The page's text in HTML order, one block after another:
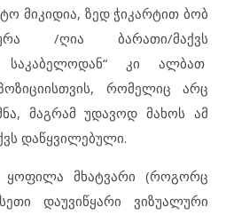
მიკიდია, ზედ ჭიკარტით ბობ
/ღია ბარათი/მაქვს
საკაბელოდან“ კი ალბათ
რომელიც არც
მაგრამ უდავოდ მახოს ამ
დაწყვილებული.
ყოფილა მხატვარი (როგორც
დაუვიწყარი ვიზუალური